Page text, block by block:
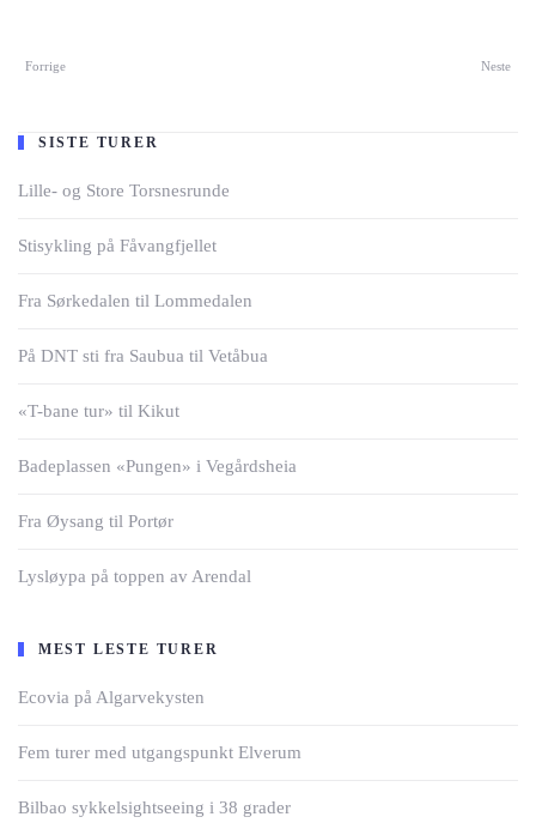
Forrige Neste
SISTE TURER
Lille- og Store Torsnesrunde
Stisykling på Fåvangfjellet
Fra Sørkedalen til Lommedalen
På DNT sti fra Saubua til Vetåbua
«T-bane tur» til Kikut
Badeplassen «Pungen» i Vegårdsheia
Fra Øysang til Portør
Lysløypa på toppen av Arendal
MEST LESTE TURER
Ecovia på Algarvekysten
Fem turer med utgangspunkt Elverum
Bilbao sykkelsightseeing i 38 grader